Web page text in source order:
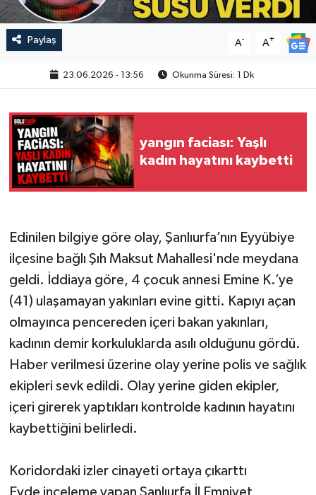
Paylaş A- A+
23.06.2026 - 13:56 Okunma Süresi: 1 Dk
yangın faciası: Yaşlı
kadın hayatını kaybetti
Edinilen bilgiye göre olay, Şanlıurfa’nın Eyyübiye
ilçesine bağlı Şıh Maksut Mahallesi'nde meydana
geldi. İddiaya göre, 4 çocuk annesi Emine K.’ye
(41) ulaşamayan yakınları evine gitti. Kapıyı açan
olmayınca pencereden içeri bakan yakınları,
kadının demir korkuluklarda asılı olduğunu gördü.
Haber verilmesi üzerine olay yerine polis ve sağlık
ekipleri sevk edildi. Olay yerine giden ekipler,
içeri girerek yaptıkları kontrolde kadının hayatını
kaybettiğini belirledi.
Koridordaki izler cinayeti ortaya çıkarttı
Evde inceleme yapan Şanlıurfa İl Emniyet